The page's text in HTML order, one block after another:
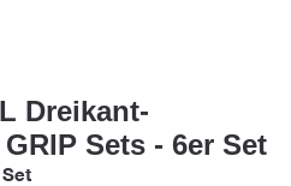
Dreikant-
Sets - 6er Set